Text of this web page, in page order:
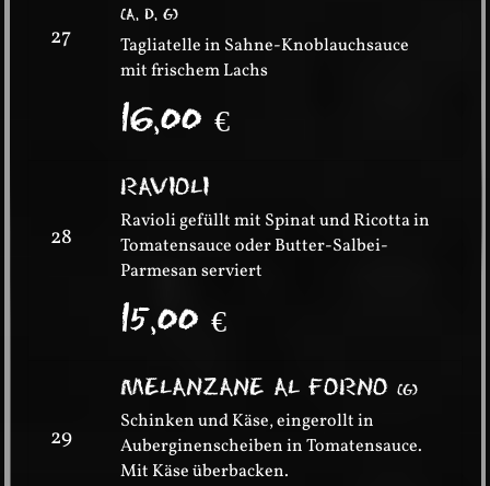
27
(A, D, G)
Tagliatelle in Sahne-Knoblauchsauce
mit frischem Lachs
16,00€
28
RAVIOLI
Ravioli gefüllt mit Spinat und Ricotta in
Tomatensauce oder Butter-Salbei-
Parmesan serviert
15,00€
29
MELANZANE AL FORNO(G)
Schinken und Käse, eingerollt in
Auberginenscheiben in Tomatensauce.
Mit Käse überbacken.